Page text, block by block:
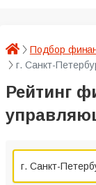
Подбор
г. Санкт-
Рейтинг
г. Санкт-